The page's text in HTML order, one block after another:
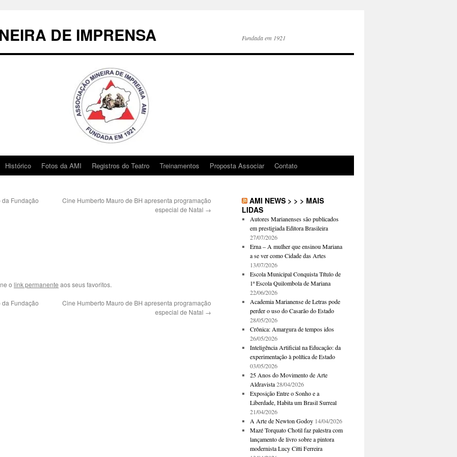
DE IMPRENSA Fundada em 1921
Histórico Fotos da AMI Registros do Teatro Treinamentos Proposta Associar Contato
Fundação
Cine Humberto Mauro de BH apresenta programação
especial de Natal →
o link permanente aos seus favoritos.
Fundação
Cine Humberto Mauro de BH apresenta programação
especial de Natal →
AMI NEWS > > > MAIS
LIDAS
Autores Marianenses são publicados
em prestigiada Editora Brasileira
27/07/2026
Erna – A mulher que ensinou Mariana
a se ver como Cidade das Artes
13/07/2026
Escola Municipal Conquista Título de
1ª Escola Quilombola de Mariana
22/06/2026
Academia Marianense de Letras pode
perder o uso do Casarão do Estado
28/05/2026
Crônica: Amargura de tempos idos
26/05/2026
Inteligência Artificial na Educação: da
experimentação à política de Estado
03/05/2026
25 Anos do Movimento de Arte
Aldravista 28/04/2026
Exposição Entre o Sonho e a
Liberdade, Habita um Brasil Surreal
21/04/2026
A Arte de Newton Godoy 14/04/2026
Mazé Torquato Chotil faz palestra com
lançamento de livro sobre a pintora
modernista Lucy Citti Ferreira